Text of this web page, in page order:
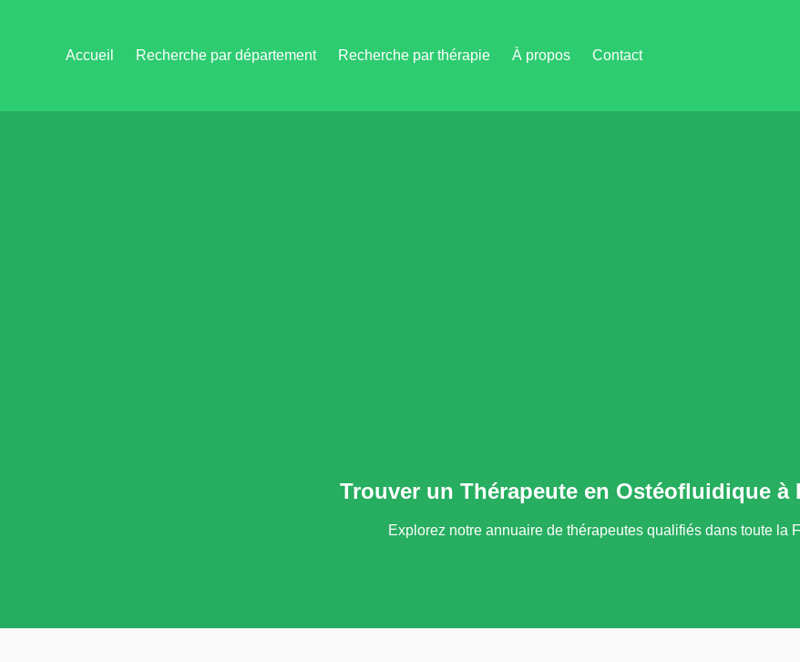
Accueil Recherche par département Recherche par thérapie À propos Contact
Trouver un Thérapeute en Ostéofluidique à
Explorez notre annuaire de thérapeutes qualifiés dans toute la